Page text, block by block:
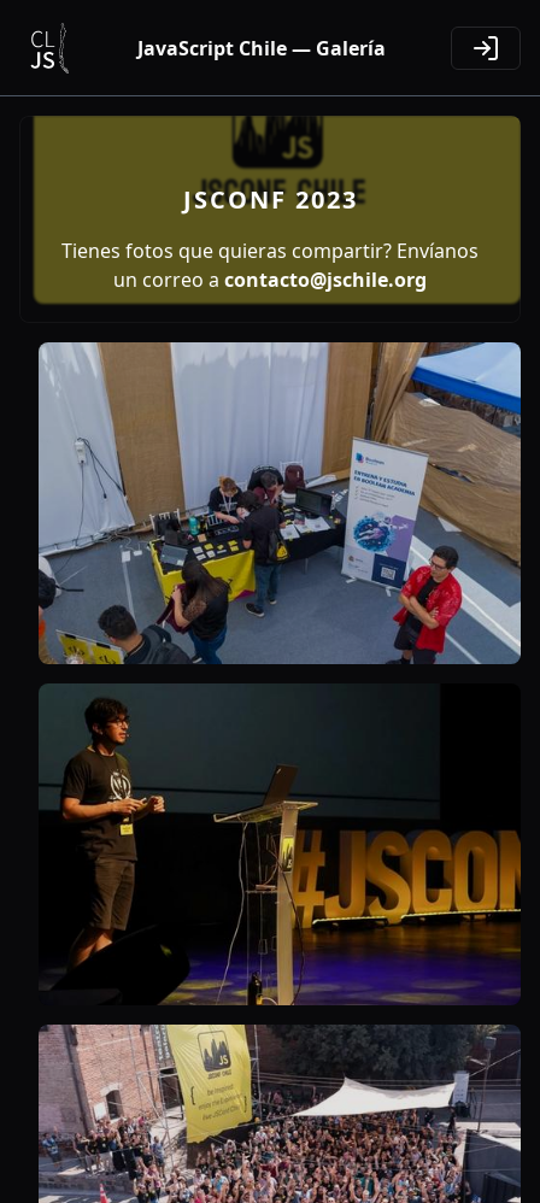
JavaScript Chile — Galería
JSCONF 2023
Tienes fotos que quieras compartir? Envíanos
un correo a contacto@jschile.org